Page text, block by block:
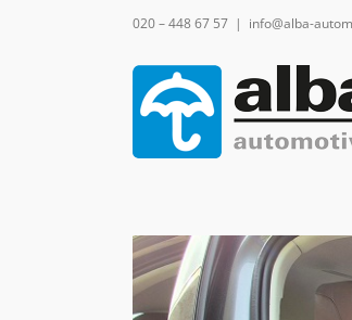
020 – 448 67 57 | info@alba-